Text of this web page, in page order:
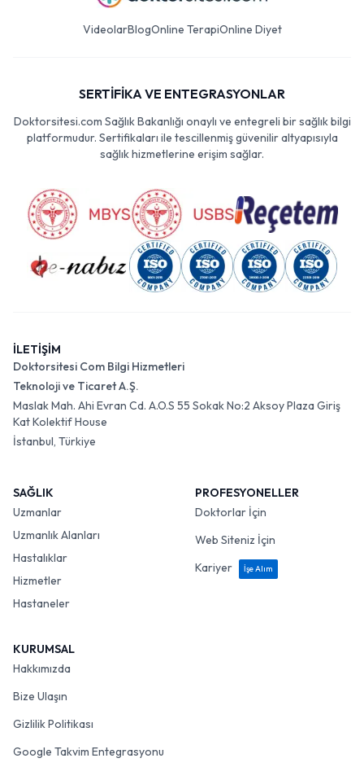
VideolarBlogOnline TerapiOnline Diyet
SERTİFİKA VE ENTEGRASYONLAR
Doktorsitesi.com Sağlık Bakanlığı onaylı ve entegreli bir sağlık bilgi
platformudur. Sertifikaları ile tescillenmiş güvenilir altyapısıyla
sağlık hizmetlerine erişim sağlar.
İLETİŞİM
Doktorsitesi Com Bilgi Hizmetleri
Teknoloji ve Ticaret A.Ş.
Maslak Mah. Ahi Evran Cd. A.O.S 55 Sokak No:2 Aksoy Plaza Giriş
Kat Kolektif House
İstanbul, Türkiye
SAĞLIK
Uzmanlar
Uzmanlık Alanları
Hastalıklar
Hizmetler
Hastaneler
PROFESYONELLER
Doktorlar İçin
Web Siteniz İçin
Kariyer
İşe Alım
KURUMSAL
Hakkımızda
Bize Ulaşın
Gizlilik Politikası
Google Takvim Entegrasyonu